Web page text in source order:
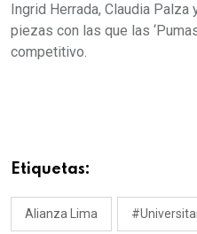
Ingrid Herrada, Claudia
piezas con las que las
competitivo.
Etiquetas:
Alianza Lima